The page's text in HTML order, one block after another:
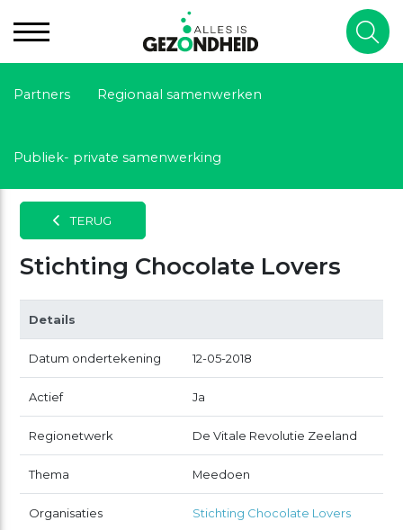
Partners Regionaal samenwerken
Publiek- private samenwerking
TERUG
Stichting Chocolate Lovers
Details
Datum ondertekening 12-05-2018
Actief Ja
Regionetwerk De Vitale Revolutie Zeeland
Thema Meedoen
Organisaties Stichting Chocolate Lovers